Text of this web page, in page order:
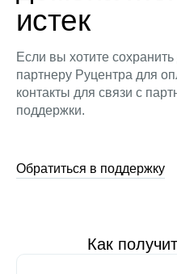
истек
Если вы хотите
партнеру Руцентра для
контакты для связи с
поддержки.
Обратиться в поддержку
Как